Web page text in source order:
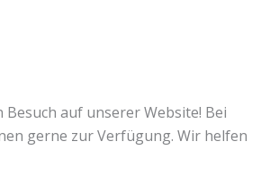
auf unserer Website! Bei
gerne zur Verfügung. Wir helfen